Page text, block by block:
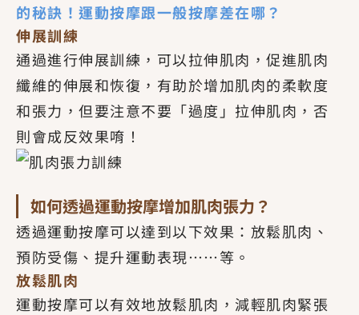
的秘訣！運動按摩跟一般按摩差在哪？
伸展訓練
通過進行伸展訓練，可以拉伸肌肉，促進肌肉
纖維的伸展和恢復，有助於增加肌肉的柔軟度
和張力，但要注意不要「過度」拉伸肌肉，否
則會成反效果唷！
如何透過運動按摩增加肌肉張力？
透過運動按摩可以達到以下效果：放鬆肌肉、
預防受傷、提升運動表現……等。
放鬆肌肉
運動按摩可以有效地放鬆肌肉，減輕肌肉緊張